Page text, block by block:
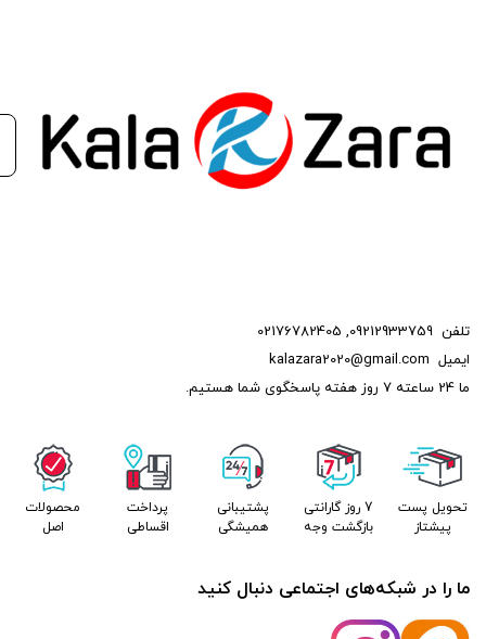
تلفن 09212933759
,
02176782405
ایمیل kalazara2020@gmail.com
ما 24 ساعته 7 روز هفته پاسخگوی شما هستیم.
تحویل پست
پیشتاز
7 روز گارانتی
بازگشت وجه
پشتیبانی
همیشگی
پرداخت
اقساطی
محصولات
اصل
ما را در شبکه‌های اجتماعی دنبال کنید